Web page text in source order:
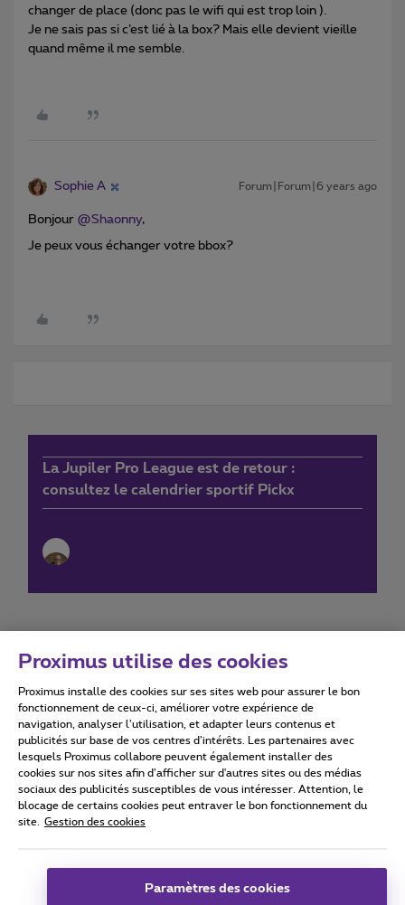
changer de place (donc pas le wifi qui est trop loin ).
Je ne sais pas si c’est lié à la box? Mais elle devient vieille
quand même il me semble.
Sophie A Forum|Forum|6 years ago
Bonjour @Shaonny,
Je peux vous échanger votre bbox?
La Jupiler Pro League est de retour :
consultez le calendrier sportif Pickx
Conditions d'utilisation Accessibility statement
Tous droits réservés. © 2026 Proximus
Conditions générales, info consommateur
Coordonnées de l’entreprise
Proximus utilise des cookies
Proximus installe des cookies sur ses sites web pour assurer le bon
fonctionnement de ceux-ci, améliorer votre expérience de
navigation, analyser l’utilisation, et adapter leurs contenus et
publicités sur base de vos centres d’intérêts. Les partenaires avec
lesquels Proximus collabore peuvent également installer des
cookies sur nos sites afin d’afficher sur d'autres sites ou des médias
sociaux des publicités susceptibles de vous intéresser. Attention, le
blocage de certains cookies peut entraver le bon fonctionnement du
site.
Gestion des cookies
Paramètres des cookies